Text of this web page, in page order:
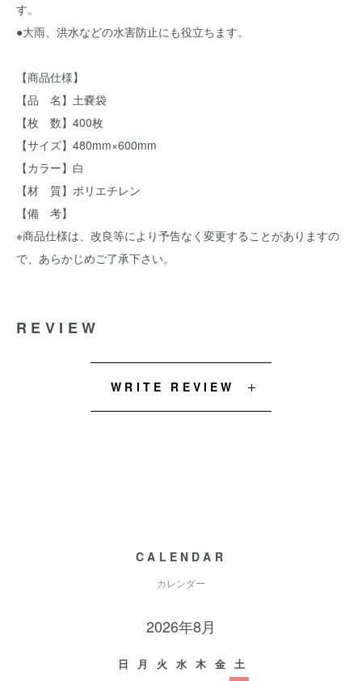
す。
●大雨、洪水などの水害防止にも役立ちます。
【商品仕様】
【品 名】土嚢袋
【枚 数】400枚
【サイズ】480mm×600mm
【カラー】白
【材 質】ポリエチレン
【備 考】
※商品仕様は、改良等により予告なく変更することがありますの
で、あらかじめご了承下さい。
REVIEW
WRITE REVIEW
CALENDAR
カレンダー
2026年8月
日 月 火 水 木 金
土